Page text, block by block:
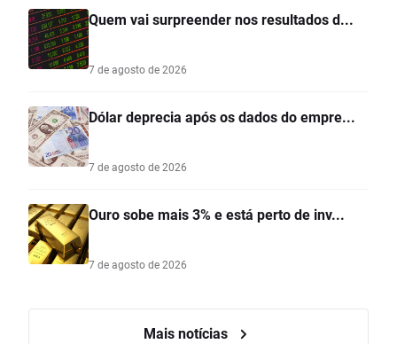
Quem vai surpreender nos resultados d...
7 de agosto de 2026
Dólar deprecia após os dados do empre...
7 de agosto de 2026
Ouro sobe mais 3% e está perto de inv...
7 de agosto de 2026
Mais notícias